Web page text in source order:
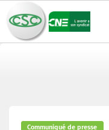
Communiqué de presse